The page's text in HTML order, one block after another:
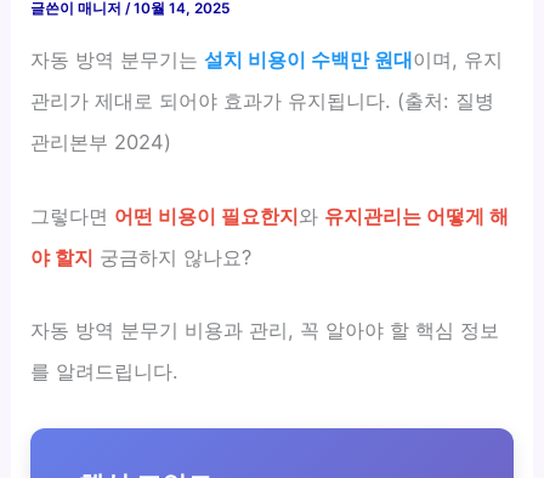
글쓴이매니저/10월 14, 2025
자동 방역 분무기는설치 비용이 수백만 원대이며, 유지
관리가 제대로 되어야 효과가 유지됩니다. (출처: 질병
관리본부 2024)
그렇다면 어떤 비용이 필요한지와 유지관리는 어떻게 해
야 할지 궁금하지 않나요?
자동 방역 분무기 비용과 관리, 꼭 알아야 할 핵심 정보
를 알려드립니다.